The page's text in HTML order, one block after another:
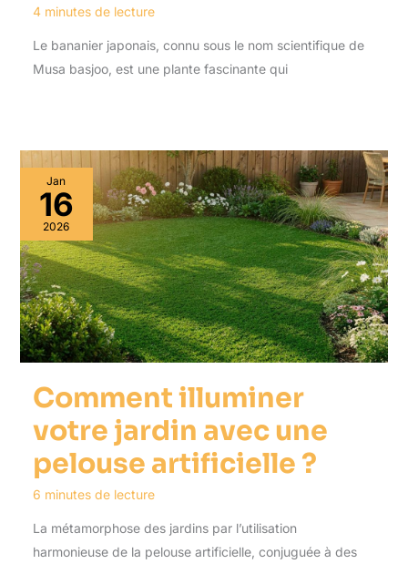
4 minutes de lecture
Le bananier japonais, connu sous le nom scientifique de
Musa basjoo, est une plante fascinante qui
Jan
16
2026
Comment illuminer
votre jardin avec une
pelouse artificielle ?
6 minutes de lecture
La métamorphose des jardins par l’utilisation
harmonieuse de la pelouse artificielle, conjuguée à des